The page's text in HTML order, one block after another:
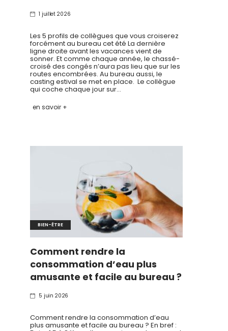
1 juillet 2026
Les 5 profils de collègues que vous croiserez
forcément au bureau cet été La dernière
ligne droite avant les vacances vient de
sonner. Et comme chaque année, le chassé-
croisé des congés n’aura pas lieu que sur les
routes encombrées. Au bureau aussi, le
casting estival se met en place. Le collègue
qui coche chaque jour sur…
en savoir +
BIEN-ÊTRE
Comment rendre la
consommation d’eau plus
amusante et facile au bureau ?
5 juin 2026
Comment rendre la consommation d’eau
plus amusante et facile au bureau ? En bref :